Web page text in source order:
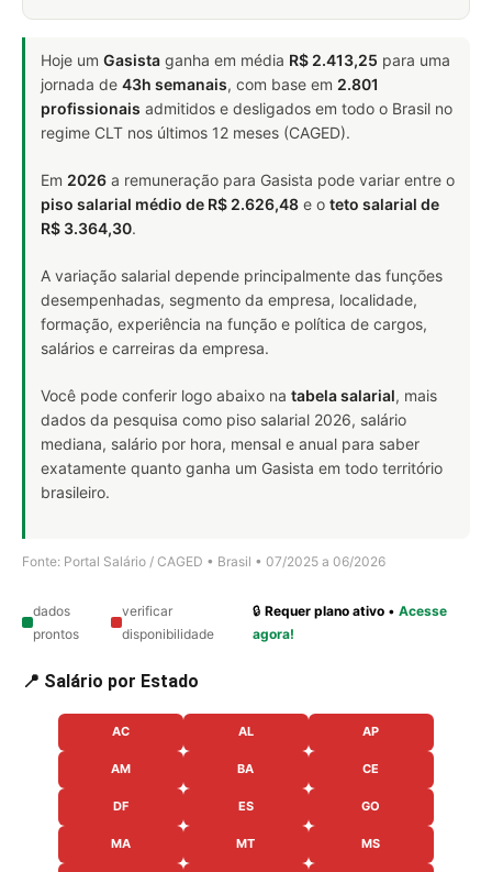
Hoje um Gasista ganha em média R$ 2.413,25 para uma
jornada de 43h semanais, com base em 2.801
profissionais admitidos e desligados em todo o Brasil no
regime CLT nos últimos 12 meses (CAGED).
Em 2026 a remuneração para Gasista pode variar entre o
piso salarial médio de R$ 2.626,48 e o teto salarial de
R$ 3.364,30.
A variação salarial depende principalmente das funções
desempenhadas, segmento da empresa, localidade,
formação, experiência na função e política de cargos,
salários e carreiras da empresa.
Você pode conferir logo abaixo na tabela salarial, mais
dados da pesquisa como piso salarial 2026, salário
mediana, salário por hora, mensal e anual para saber
exatamente quanto ganha um Gasista em todo território
brasileiro.
Fonte: Portal Salário / CAGED • Brasil • 07/2025 a 06/2026
dados
prontos
verificar
disponibilidade
🔒Requer plano ativo •Acesse
agora!
📍 Salário por Estado
AC AL AP
AM BA CE
DF ES GO
MA MT MS